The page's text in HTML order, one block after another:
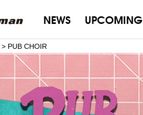
NEWS UPCOMING
> PUB CHOIR